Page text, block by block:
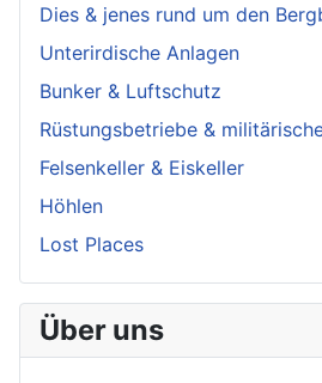
Dies & jenes rund um den
Unterirdische Anlagen
Bunker & Luftschutz
Rüstungsbetriebe &
Felsenkeller & Eiskeller
Höhlen
Lost Places
Über uns